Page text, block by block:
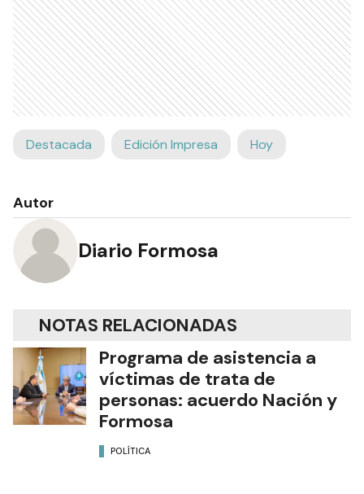
Destacada Edición Impresa Hoy
Autor
Diario Formosa
NOTAS RELACIONADAS
Programa de asistencia a
víctimas de trata de
personas: acuerdo Nación y
Formosa
POLÍTICA